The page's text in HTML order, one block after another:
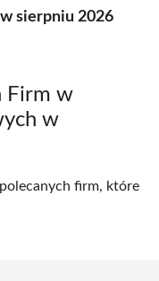
sierpniu 2026
Firm w
w
firm, które